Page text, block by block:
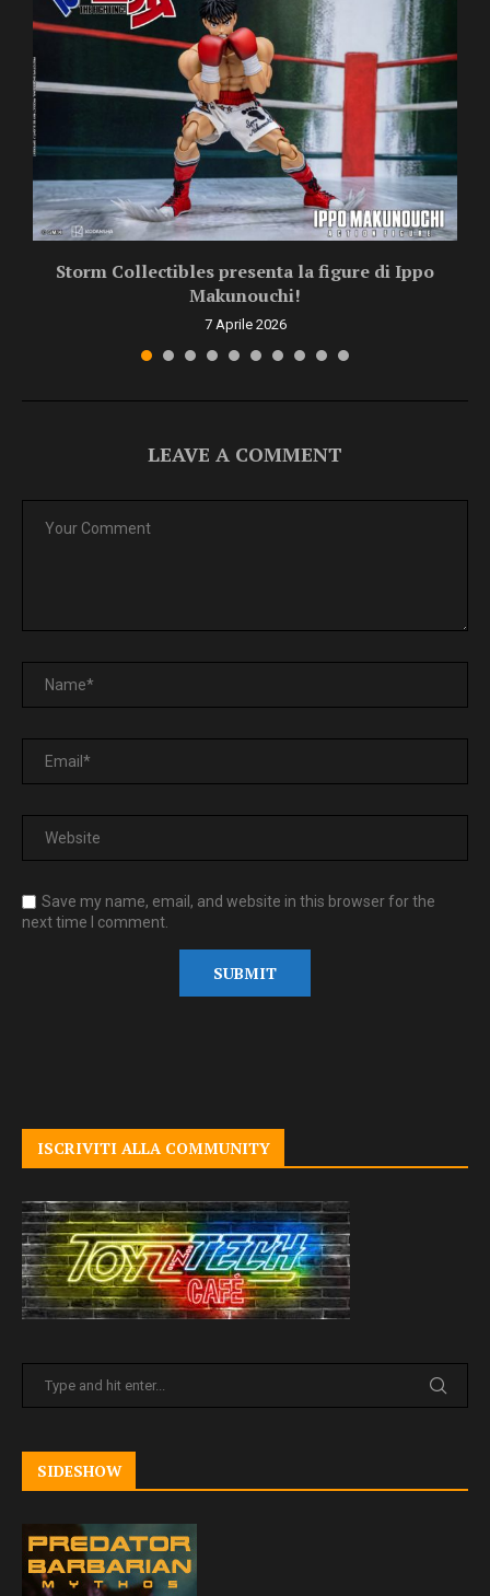
Storm Collectibles presenta la figure di Ippo
Makunouchi!
7 Aprile 2026
LEAVE A COMMENT
Save my name, email, and website in this browser for the
next time I comment.
ISCRIVITI ALLA COMMUNITY
SIDESHOW